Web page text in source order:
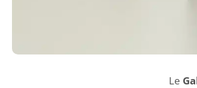
Le